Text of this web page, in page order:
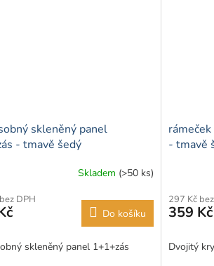
skleněný panel
- tmavě šedý
Skladem (>50 ks)
DPH
Do košíku
skleněný panel 1+1+zás
- tmavě
297 Kč
359 Kč
Dvojitý